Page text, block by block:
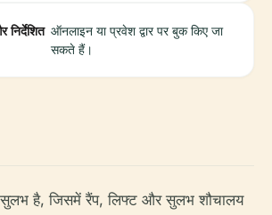
ऑनलाइन या प्रवेश द्वार पर बुक किए जा
सकते हैं।
सुलभ है, जिसमें रैंप, लिफ्ट और सुलभ शौचालय